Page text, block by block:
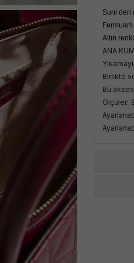
Suni deri
Altın
ANA
Birlikte
Bu
Ölçüler: